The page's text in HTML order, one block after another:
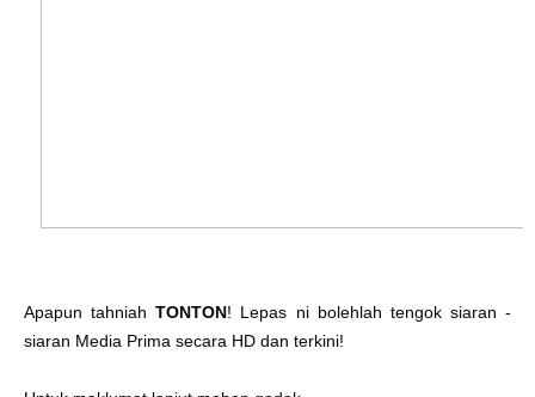
Apapun tahniahTONTON! Lepas ni bolehlah tengok siaran -
siaran Media Prima secara HD dan terkini!